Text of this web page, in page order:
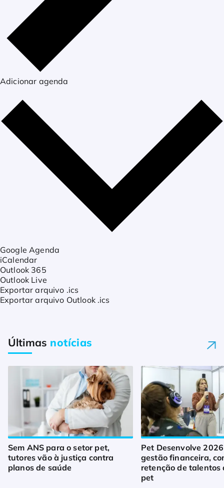
Adicionar agenda
Google Agenda
iCalendar
Outlook 365
Outlook Live
Exportar arquivo .ics
Exportar arquivo Outlook .ics
Últimas notícias
Sem ANS para o setor pet,
tutores vão à justiça contra
planos de saúde
Pet Desenvolve
gestão financeira,
retenção de talentos
pet